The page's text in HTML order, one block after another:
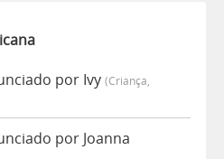
por Ivy (criança,
por Joanna